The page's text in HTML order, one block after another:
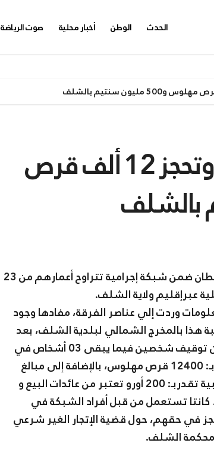
الحدث الوطن أخبار محلية صوت الرياضة
فرقة “البياري” تفكك شبكة وتحجز 12 ألف قرص
أوقفت، فرقة البحث و التدخل بأمن ولاية الشلف ، شخصين ينشطان ضمن شبكة إجرامية تتراوح أعمارهم من 23
وردت إلي عناصر الفرقة، مفادها وجود
هذا بالمخرج الشمالي لبلدية الشلف، بعد
مباشرة التحريات و الأبحاث و اتخاذ الإجراءات القا نونية أسفرت عن توقيف شخصين فيما يبقى 03 أشخاص في
حالة فرار، حيث ضبط بحوزتهم كمية من المؤثرات العقلية تقدر بـ: 12400 قرص مهلوس، بالإضافة إلى مبالغ
مالية بالعملة الوطنية تقدر بـ:550 مليون سنتيم والعملة الأجنبية تقدربـ: 200 أورو تعتبر من عائدات البيع و
كانتا تستعمل من قبل أفراد الشبكة في
في حقهم، حول قضية الإتجار الغير شرعي
محكمة الشلف.